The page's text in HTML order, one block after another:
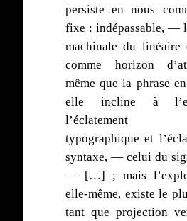
persiste en nous
fixe : indépassable, —
machinale du linéaire
comme horizon
même que la phrase
elle incline à
l’éclatement
typographique et
syntaxe, — celui du
— […] ; mais
elle-même, existe le
tant que projection